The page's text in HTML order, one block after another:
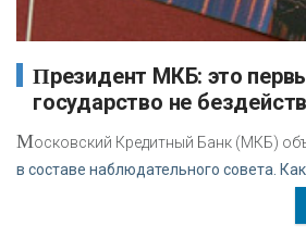
Президент МКБ: это первый кризис, когда
государство не
Московский Кредитный Банк (МКБ)
в составе наблюдательного совета. Как